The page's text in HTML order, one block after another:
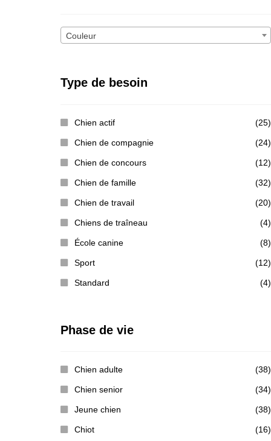
Couleur
Type de besoin
Chien actif (25)
Chien de compagnie (24)
Chien de concours (12)
Chien de famille (32)
Chien de travail (20)
Chiens de traîneau (4)
École canine (8)
Sport (12)
Standard (4)
Phase de vie
Chien adulte (38)
Chien senior (34)
Jeune chien (38)
Chiot (16)